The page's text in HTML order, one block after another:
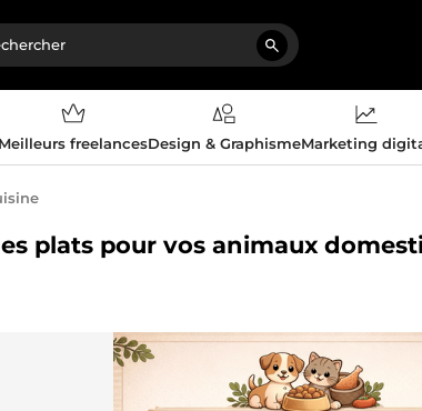
Meilleurs freelancesDesign & GraphismeMarketing
plats pour vos animaux